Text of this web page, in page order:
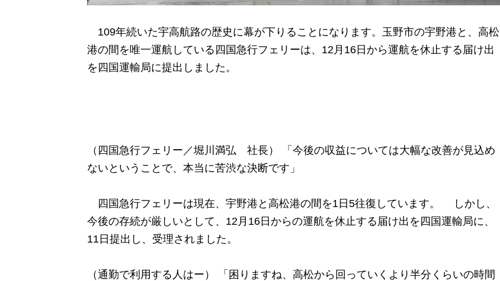
109年続いた宇高航路の歴史に幕が下りることになります。玉野市の宇野港と、高松
港の間を唯一運航している四国急行フェリーは、12月16日から運航を休止する届け出
を四国運輸局に提出しました。
（四国急行フェリー／堀川満弘 社長） 「今後の収益については大幅な改善が見込め
ないということで、本当に苦渋な決断です」
四国急行フェリーは現在、宇野港と高松港の間を1日5往復しています。 しかし、
今後の存続が厳しいとして、12月16日からの運航を休止する届け出を四国運輸局に、
11日提出し、受理されました。
（通勤で利用する人はー） 「困りますね、高松から回っていくより半分くらいの時間